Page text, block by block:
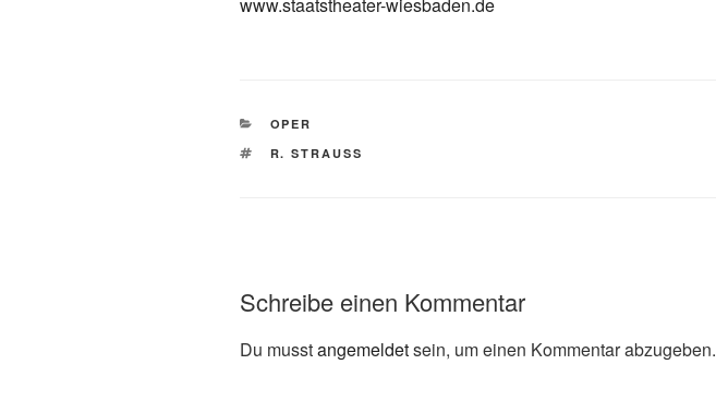
KATEGORIEN
OPER
SCHLAGWÖRTER
R. STRAUSS
Schreibe einen Kommentar
Du musstangemeldetsein, um einen Kommentar abzugeben.